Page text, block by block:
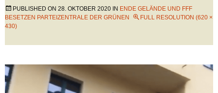
PUBLISHED ON 28. OKTOBER 2020 IN ENDE GELÄNDE UND FFF
BESETZEN PARTEIZENTRALE DER GRÜNEN
FULL RESOLUTION (620 ×
430)